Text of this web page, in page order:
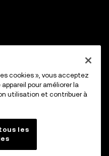
cookies », vous acceptez
pour améliorer la
utilisation et contribuer à
les